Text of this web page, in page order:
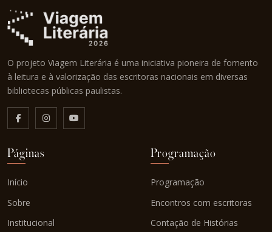
O projeto Viagem Literária é uma iniciativa pioneira de fomento
à leitura e à valorização das escritoras nacionais em diversas
bibliotecas públicas paulistas.
Páginas
Início
Sobre
Institucional
Programação
Programação
Encontros com escritoras
Contação de Histórias